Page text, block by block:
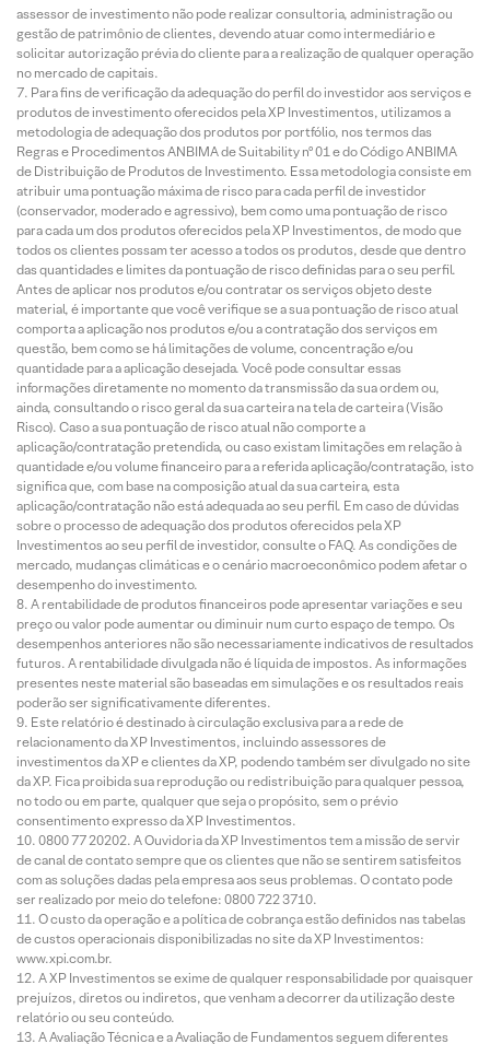
assessor de investimento não pode realizar consultoria, administração ou
gestão de patrimônio de clientes, devendo atuar como intermediário e
solicitar autorização prévia do cliente para a realização de qualquer operação
no mercado de capitais.
Para fins de verificação da adequação do perfil do investidor aos serviços e
produtos de investimento oferecidos pela XP Investimentos, utilizamos a
metodologia de adequação dos produtos por portfólio, nos termos das
Regras e Procedimentos ANBIMA de Suitability nº 01 e do Código ANBIMA
de Distribuição de Produtos de Investimento. Essa metodologia consiste em
atribuir uma pontuação máxima de risco para cada perfil de investidor
(conservador, moderado e agressivo), bem como uma pontuação de risco
para cada um dos produtos oferecidos pela XP Investimentos, de modo que
todos os clientes possam ter acesso a todos os produtos, desde que dentro
das quantidades e limites da pontuação de risco definidas para o seu perfil.
Antes de aplicar nos produtos e/ou contratar os serviços objeto deste
material, é importante que você verifique se a sua pontuação de risco atual
comporta a aplicação nos produtos e/ou a contratação dos serviços em
questão, bem como se há limitações de volume, concentração e/ou
quantidade para a aplicação desejada. Você pode consultar essas
informações diretamente no momento da transmissão da sua ordem ou,
ainda, consultando o risco geral da sua carteira na tela de carteira (Visão
Risco). Caso a sua pontuação de risco atual não comporte a
aplicação/contratação pretendida, ou caso existam limitações em relação à
quantidade e/ou volume financeiro para a referida aplicação/contratação, isto
significa que, com base na composição atual da sua carteira, esta
aplicação/contratação não está adequada ao seu perfil. Em caso de dúvidas
sobre o processo de adequação dos produtos oferecidos pela XP
Investimentos ao seu perfil de investidor, consulte o FAQ. As condições de
mercado, mudanças climáticas e o cenário macroeconômico podem afetar o
desempenho do investimento.
A rentabilidade de produtos financeiros pode apresentar variações e seu
preço ou valor pode aumentar ou diminuir num curto espaço de tempo. Os
desempenhos anteriores não são necessariamente indicativos de resultados
futuros. A rentabilidade divulgada não é líquida de impostos. As informações
presentes neste material são baseadas em simulações e os resultados reais
poderão ser significativamente diferentes.
Este relatório é destinado à circulação exclusiva para a rede de
relacionamento da XP Investimentos, incluindo assessores de
investimentos da XP e clientes da XP, podendo também ser divulgado no site
da XP. Fica proibida sua reprodução ou redistribuição para qualquer pessoa,
no todo ou em parte, qualquer que seja o propósito, sem o prévio
consentimento expresso da XP Investimentos.
0800 77 20202. A Ouvidoria da XP Investimentos tem a missão de servir
de canal de contato sempre que os clientes que não se sentirem satisfeitos
com as soluções dadas pela empresa aos seus problemas. O contato pode
ser realizado por meio do telefone: 0800 722 3710.
O custo da operação e a política de cobrança estão definidos nas tabelas
de custos operacionais disponibilizadas no site da XP Investimentos:
www.xpi.com.br.
A XP Investimentos se exime de qualquer responsabilidade por quaisquer
prejuízos, diretos ou indiretos, que venham a decorrer da utilização deste
relatório ou seu conteúdo.
A Avaliação Técnica e a Avaliação de Fundamentos seguem diferentes